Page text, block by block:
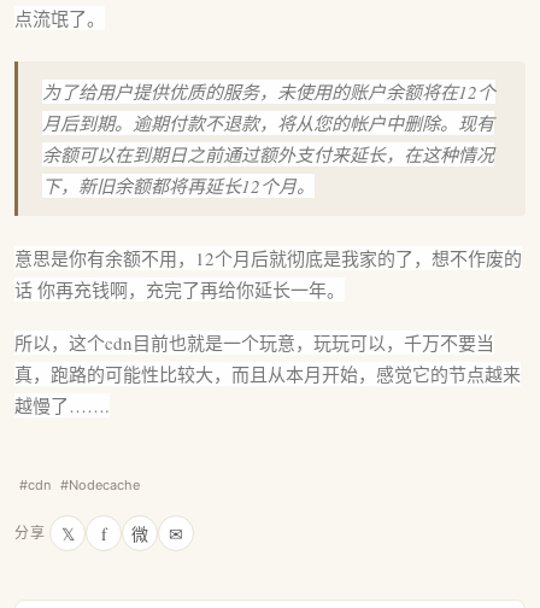
点流氓了。
为了给用户提供优质的服务，未使用的账户余额将在12个
月后到期。逾期付款不退款，将从您的帐户中删除。现有
余额可以在到期日之前通过额外支付来延长，在这种情况
下，新旧余额都将再延长12个月。
意思是你有余额不用，12个月后就彻底是我家的了，想不作废的
话 你再充钱啊，充完了再给你延长一年。
所以，这个cdn目前也就是一个玩意，玩玩可以，千万不要当
真，跑路的可能性比较大，而且从本月开始，感觉它的节点越来
越慢了…….
#cdn #Nodecache
分享 𝕏 f 微 ✉